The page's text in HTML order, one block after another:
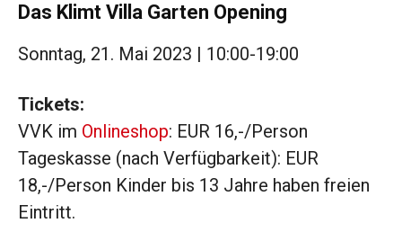
Das Klimt Villa Garten Opening
Sonntag, 21. Mai 2023 | 10:00-19:00
Tickets:
VVK im Onlineshop: EUR 16,-/Person
Tageskasse (nach Verfügbarkeit): EUR
18,-/Person Kinder bis 13 Jahre haben freien
Eintritt.